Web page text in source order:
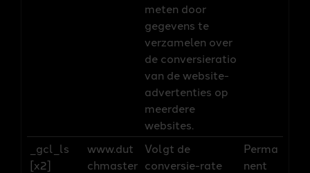
meten door
gegevens te
verzamelen over
de conversieratio
van de website-
advertenties op
meerdere
websites.
_gcl_ls
[x2]
www.dut
chmaster
Volgt de
conversie-rate
Perma
nent